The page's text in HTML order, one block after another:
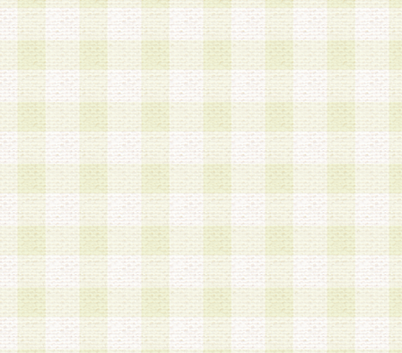
1.会員登録手続きは、会員登録希望者本人が行う
る登録は一切認められないものとします。
2.会員登録希望者は、本規約に同意の後、当社指
画 面」において、当社が指定する必要事項を入
を行うものとします。当社は、会員登録を承認し
会員として本サービスを 受けるためのログイン
を付与します。
3.会員は、会員登録の際に申告する登録情報の全
いかなる虚偽の申告をも行ってはならないものと
4.会員は、複数のログインＩＤおよびパスワード
いものとします。
第4条 ログインIDおよびパスワードの管理
1.会員は、会員登録後、本サイト内にて本サービ